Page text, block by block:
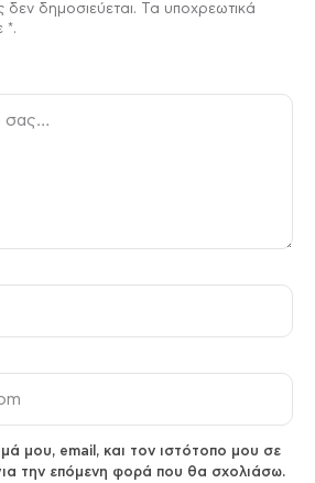
δημοσιεύεται. Τα υποχρεωτικά
*.
μου, email, και τον ιστότοπο μου σε
την επόμενη φορά που θα σχολιάσω.